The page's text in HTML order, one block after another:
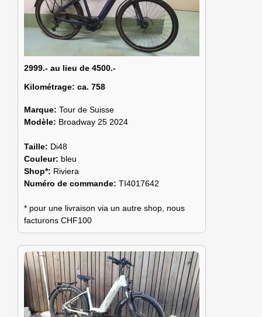
2999.- au lieu de 4500.-
Kilométrage: ca. 758
Marque: Tour de Suisse
Modèle: Broadway 25 2024
Taille: Di48
Couleur: bleu
Shop*: Riviera
Numéro de commande: TI4017642
* pour une livraison via un autre shop, nous
facturons CHF100